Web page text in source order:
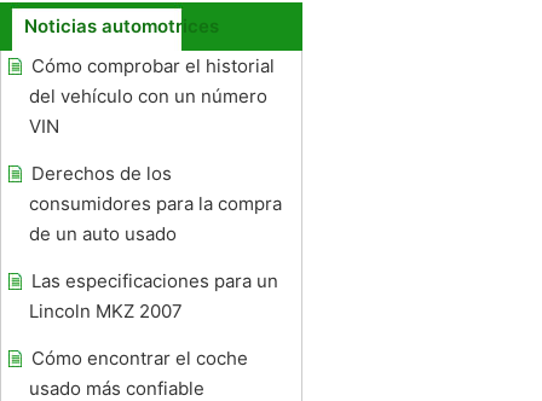
Noticias automotrices
Cómo comprobar el historial
del vehículo con un número
VIN
Derechos de los
consumidores para la compra
de un auto usado
Las especificaciones para un
Lincoln MKZ 2007
Cómo encontrar el coche
usado más confiable